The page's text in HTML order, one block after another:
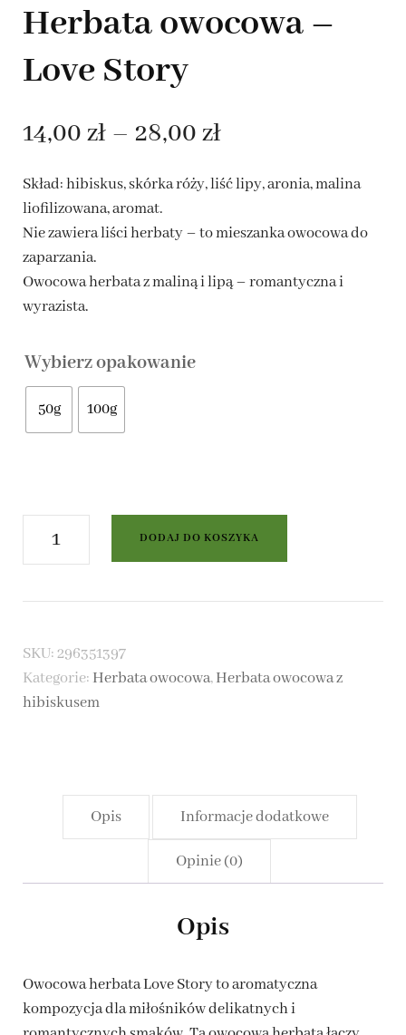
Herbata owocowa –
Love Story
14,00 zł – 28,00 złZakres
cen:
do
Skład: hibiskus, skórka róży, liść lipy, aronia, malina
liofilizowana, aromat.
Nie zawiera liści herbaty – to mieszanka owocowa do
zaparzania.
Owocowa herbata z maliną i lipą – romantyczna i
wyrazista.
Wybierz opakowanie
50g 100g
ilość
Herbata
owocowa
Love
Story
DODAJ DO KOSZYKA
SKU:296351397
Kategorie: Herbata owocowa,Herbata owocowa z
hibiskusem
Opis Informacje dodatkowe
Opinie (0)
Opis
Owocowa herbata Love Story to aromatyczna
kompozycja dla miłośników delikatnych i